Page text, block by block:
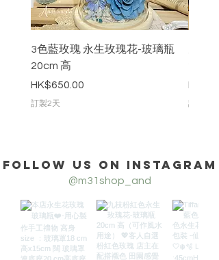
3色藍玫瑰 永生玫瑰花-玻璃瓶
20cm 高
價格
HK$650.00
訂製2天
價格
訂製2天
Follow us on Instagram
@m31shop_and